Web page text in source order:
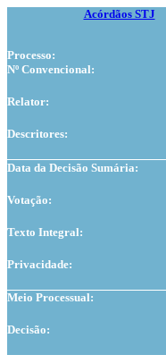
Acórdãos STJ
Processo:
Nº Convencional:
Relator:
Descritores:
Data da Decisão Sumária:
Votação:
Texto Integral:
Privacidade:
Meio Processual:
Decisão: